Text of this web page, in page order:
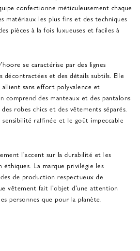
confectionne méticuleusement chaque
matériaux les plus fins et des techniques
pièces à la fois luxueuses et faciles à
se caractérise par des lignes
décontractées et des détails subtils. Elle
sans effort polyvalence et
comprend des manteaux et des pantalons
robes chics et des vêtements séparés.
raffinée et le goût impeccable
l'accent sur la durabilité et les
La marque privilégie les
de production respectueux de
vêtement fait l'objet d'une attention
personnes que pour la planète.